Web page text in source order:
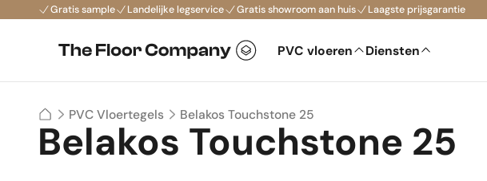
Gratis sample Landelijke legservice Gratis showroom aan huis Laagste prijsgarantie
PVC vloeren Diensten
PVC Vloertegels Belakos Touchstone 25
Belakos Touchstone 25